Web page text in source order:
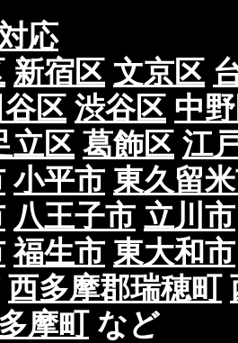
応
新宿区 文京区
区 渋谷区 中
立区 葛飾区 江
小平市 東久留
八王子市 立川市
福生市 東大和市
西多摩郡瑞穂町
摩町など